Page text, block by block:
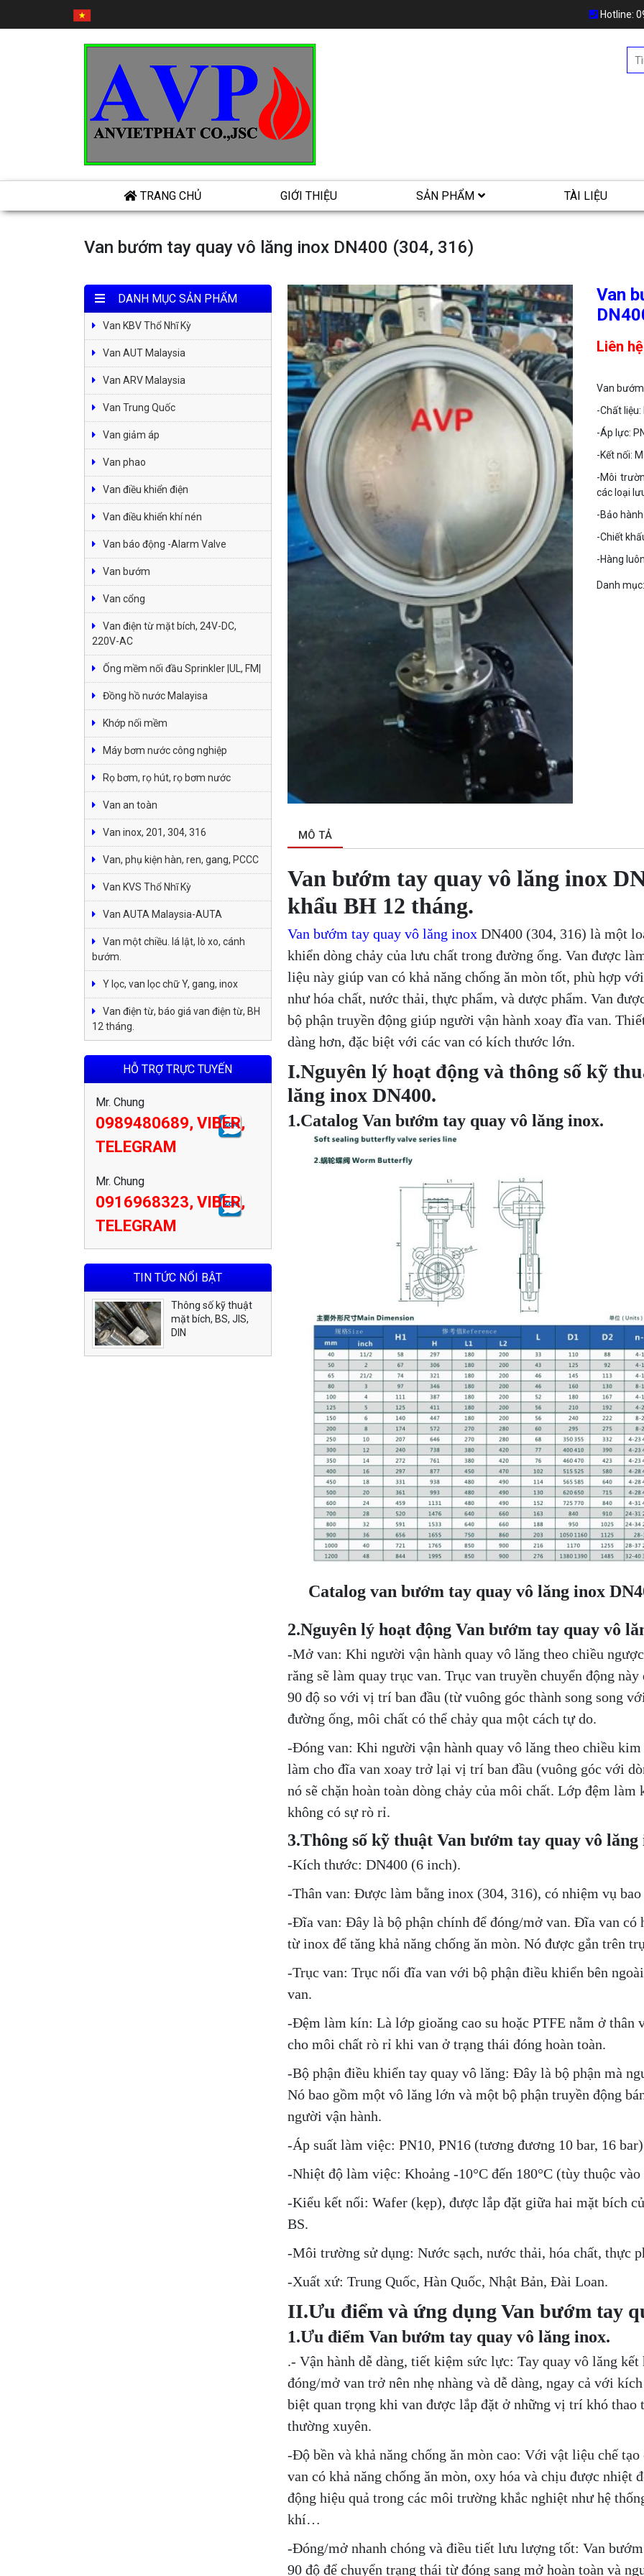
Hotline:
TRANG CHỦ GIỚI THIỆU SẢN PHẨM TÀI LIỆU
Van bướm tay quay vô lăng inox DN400 (304, 316)
Van
Liên hệ
Van
-Chất
-Áp lực:
-Kết nối:
-Môi
các loại
-Bảo
-Chiết
-Hàng
Danh
MÔ TẢ
Van bướm tay quay vô lăng inox
khẩu BH 12 tháng.
Van bướm tay quay vô lăng inox DN400 (304, 316) là một
khiển dòng chảy của lưu chất trong đường ống. Van được
liệu này giúp van có khả năng chống ăn mòn tốt, phù hợp
như hóa chất, nước thải, thực phẩm, và dược phẩm. Van
bộ phận truyền động giúp người vận hành xoay đĩa van.
dàng hơn, đặc biệt với các van có kích thước lớn.
I.Nguyên lý hoạt động và thông số kỹ
lăng inox DN400.
1.Catalog Van bướm tay quay vô lăng inox.
Catalog van bướm tay quay vô lăng inox
2.Nguyên lý hoạt động Van bướm tay quay vô
-Mở van: Khi người vận hành quay vô lăng theo chiều
răng sẽ làm quay trục van. Trục van truyền chuyển động
90 độ so với vị trí ban đầu (từ vuông góc thành song song
đường ống, môi chất có thể chảy qua một cách tự do.
-Đóng van: Khi người vận hành quay vô lăng theo chiều
làm cho đĩa van xoay trở lại vị trí ban đầu (vuông góc với
nó sẽ chặn hoàn toàn dòng chảy của môi chất. Lớp đệm làm
không có sự rò rỉ.
3.Thông số kỹ thuật Van bướm tay quay vô lăng
-Kích thước: DN400 (6 inch).
-Thân van: Được làm bằng inox (304, 316), có nhiệm vụ bao
-Đĩa van: Đây là bộ phận chính để đóng/mở van. Đĩa van có
từ inox để tăng khả năng chống ăn mòn. Nó được gắn trên
-Trục van: Trục nối đĩa van với bộ phận điều khiển bên
van.
-Đệm làm kín: Là lớp gioăng cao su hoặc PTFE nằm ở thân
cho môi chất rò rỉ khi van ở trạng thái đóng hoàn toàn.
-Bộ phận điều khiển tay quay vô lăng: Đây là bộ phận mà
Nó bao gồm một vô lăng lớn và một bộ phận truyền động
người vận hành.
-Áp suất làm việc: PN10, PN16 (tương đương 10 bar, 16 bar)
-Nhiệt độ làm việc: Khoảng -10°C đến 180°C (tùy thuộc
-Kiểu kết nối: Wafer (kẹp), được lắp đặt giữa hai mặt bích
BS.
-Môi trường sử dụng: Nước sạch, nước thải, hóa chất, thực
-Xuất xứ: Trung Quốc, Hàn Quốc, Nhật Bản, Đài Loan.
II.Ưu điểm và ứng dụng Van bướm tay
1.Ưu điểm Van bướm tay quay vô lăng inox.
.- Vận hành dễ dàng, tiết kiệm sức lực: Tay quay vô lăng
đóng/mở van trở nên nhẹ nhàng và dễ dàng, ngay cả với
biệt quan trọng khi van được lắp đặt ở những vị trí khó
thường xuyên.
-Độ bền và khả năng chống ăn mòn cao: Với vật liệu chế
van có khả năng chống ăn mòn, oxy hóa và chịu được nhiệt
động hiệu quả trong các môi trường khắc nghiệt như hệ
khí…
-Đóng/mở nhanh chóng và điều tiết lưu lượng tốt: Van
90 độ để chuyển trạng thái từ đóng sang mở hoàn toàn và
DANH MỤC SẢN PHẨM
Van KBV Thổ Nhĩ Kỳ
Van AUT Malaysia
Van ARV Malaysia
Van Trung Quốc
Van giảm áp
Van phao
Van điều khiển điện
Van điều khiển khí nén
Van báo động -Alarm Valve
Van bướm
Van cổng
Van điện từ mặt bích, 24V-DC,
220V-AC
Ống mềm nối đầu Sprinkler |UL, FM|
Đồng hồ nước Malayisa
Khớp nối mềm
Máy bơm nước công nghiệp
Rọ bơm, rọ hút, rọ bơm nước
Van an toàn
Van inox, 201, 304, 316
Van, phụ kiện hàn, ren, gang, PCCC
Van KVS Thổ Nhĩ Kỳ
Van AUTA Malaysia-AUTA
Van một chiều. lá lật, lò xo, cánh
bướm.
Y lọc, van lọc chữ Y, gang, inox
Van điện từ, báo giá van điện từ, BH
12 tháng.
HỖ TRỢ TRỰC TUYẾN
Mr. Chung
0989480689, VIBER,
TELEGRAM
Mr. Chung
0916968323, VIBER,
TELEGRAM
TIN TỨC NỔI BẬT
Thông số kỹ thuật
mặt bích, BS, JIS,
DIN